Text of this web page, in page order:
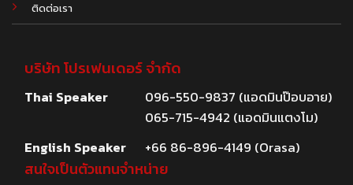
ติดต่อเรา
บริษัท โปรเฟนเดอร์ จำกัด
Thai Speaker
096-550-9837 (แอดมินป๊อบอาย)
065-715-4942 (แอดมินแตงโม)
English Speaker
+66 86-896-4149 (Orasa)
สนใจเป็นตัวแทนจำหน่าย